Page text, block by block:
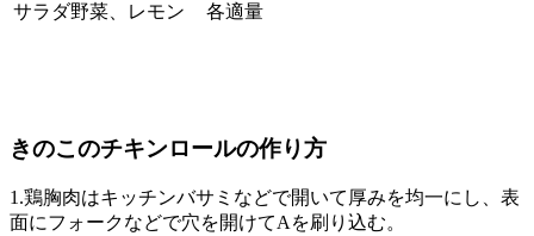
サラダ野菜、レモン 各適量
きのこのチキンロールの作り方
1.鶏胸肉はキッチンバサミなどで開いて厚みを均一にし、表
面にフォークなどで穴を開けてAを刷り込む。